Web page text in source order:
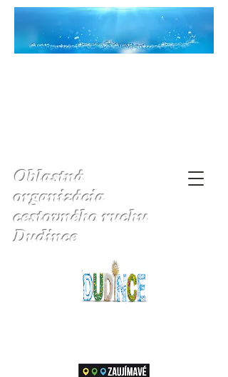
Oblastná
organizácia
cestovného ruchu
Dudince